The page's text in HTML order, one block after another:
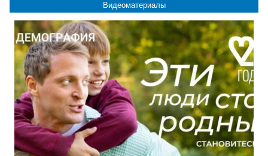
Видеоматериалы